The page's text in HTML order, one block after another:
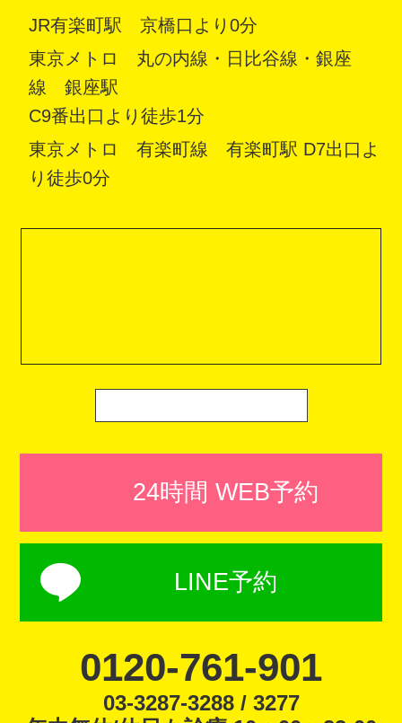
JR有楽町駅 京橋口より0分
東京メトロ 丸の内線・日比谷線・銀座
線 銀座駅
C9番出口より徒歩1分
東京メトロ 有楽町線 有楽町駅 D7出口よ
り徒歩0分
24時間 WEB予約
LINE予約
0120-761-901
03-3287-3288 / 3277